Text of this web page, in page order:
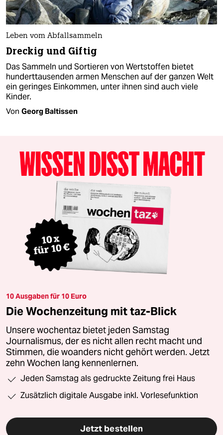
Leben vom Abfallsammeln
Dreckig und Giftig
Das Sammeln und Sortieren von Wertstoffen bietet
hunderttausenden armen Menschen auf der ganzen Welt
ein geringes Einkommen, unter ihnen sind auch viele
Kinder.
Von Georg Baltissen
10 Ausgaben für 10 Euro
Die Wochenzeitung mit taz-Blick
Unsere wochentaz bietet jeden Samstag
Journalismus, der es nicht allen recht macht und
Stimmen, die woanders nicht gehört werden. Jetzt
zehn Wochen lang kennenlernen.
Jeden Samstag als gedruckte Zeitung frei Haus
Zusätzlich digitale Ausgabe inkl. Vorlesefunktion
Jetzt bestellen